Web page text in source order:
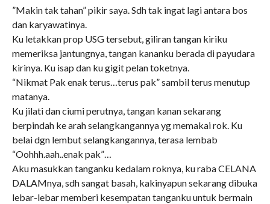
”Makin tak tahan” pikir saya. Sdh tak ingat lagi antara bos
dan karyawatinya.
Ku letakkan prop USG tersebut, giliran tangan kiriku
memeriksa jantungnya, tangan kananku berada di payudara
kirinya. Ku isap dan ku gigit pelan toketnya.
“Nikmat Pak enak terus…terus pak” sambil terus menutup
matanya.
Ku jilati dan ciumi perutnya, tangan kanan sekarang
berpindah ke arah selangkangannya yg memakai rok. Ku
belai dgn lembut selangkangannya, terasa lembab
“Oohhh.aah..enak pak”…
Aku masukkan tanganku kedalam roknya, ku raba CELANA
DALAMnya, sdh sangat basah, kakinyapun sekarang dibuka
lebar-lebar memberi kesempatan tanganku untuk bermain